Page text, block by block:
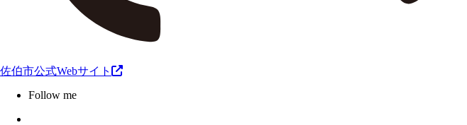
佐伯市公式Webサイト
Follow me